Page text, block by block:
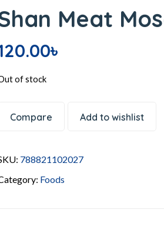
Meat
৳
of stock
Compare Add to wishlist
788821102027
Foods